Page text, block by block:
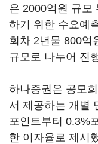
은 2000억원 규모
하기 위한 수요예
회차 2년물 800억
규모로 나누어 진
하나증권은 공모
서 제공하는 개별
포인트부터 0.3%
한 이자율로 제시